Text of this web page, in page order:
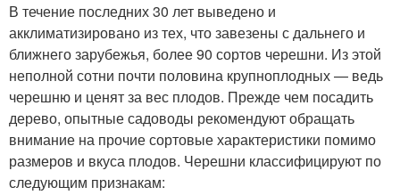
В течение последних 30 лет выведено и
акклиматизировано из тех, что завезены с дальнего и
ближнего зарубежья, более 90 сортов черешни. Из этой
неполной сотни почти половина крупноплодных — ведь
черешню и ценят за вес плодов. Прежде чем посадить
дерево, опытные садоводы рекомендуют обращать
внимание на прочие сортовые характеристики помимо
размеров и вкуса плодов. Черешни классифицируют по
следующим признакам: